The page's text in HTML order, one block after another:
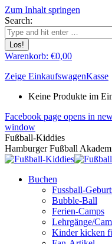
Zum Inhalt springen
Search:
Warenkorb: €0,00
Zeige EinkaufswagenKasse
Keine Produkte im
Facebook page opens in
window
Fußball-Kiddies
Hamburger Fußball
Buchen
Fussball-
Bubble-Ball
Ferien-Camps
Lehrgänge/
Kinder kicken